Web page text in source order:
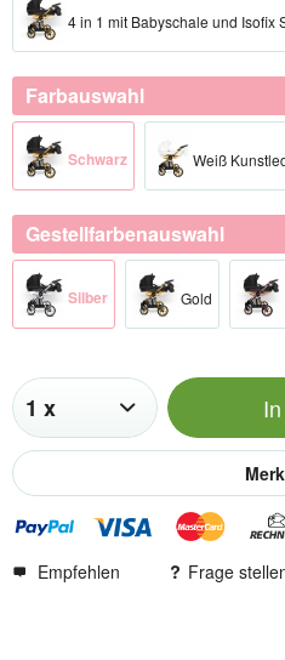
4 in 1 mit Babyschale und Isofix
Farbauswahl
Schwarz Weiß
Gestellfarbenauswahl
Silber​ Gold​
Empfehlen Frage